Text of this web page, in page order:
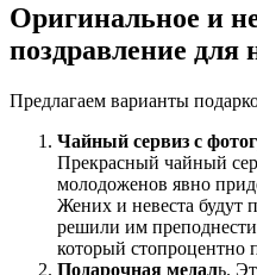
Оригинальное и
поздравление для
Предлагаем варианты
Чайный сервиз с
Прекрасный чайный
молодоженов явно
Жених и невеста будут
решили им
который стопроцентно
Подарочная медаль.